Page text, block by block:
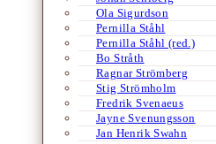
Ola Sigurdson
Pernilla Ståhl
Pernilla Ståhl (red.)
Bo Stråth
Ragnar Strömberg
Stig Strömholm
Fredrik Svenaeus
Jayne Svenungsson
Jan Henrik Swahn